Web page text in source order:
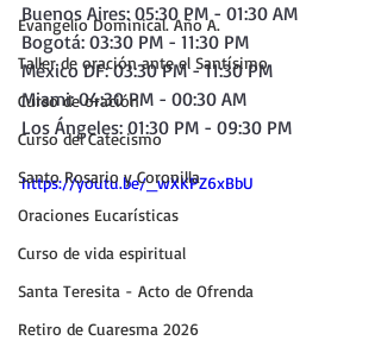
Evangelio Dominical. Año A.
Taller de oración ante el Santísimo
Curso de oración
Curso del Catecismo
Santo Rosario y Coronilla
Oraciones Eucarísticas
Curso de vida espiritual
Santa Teresita - Acto de Ofrenda
Retiro de Cuaresma 2026
Buenos Aires: 05:30 PM - 01:30 AM
Bogotá: 03:30 PM - 11:30 PM
México DF: 03:30 PM - 11:30 PM
Miami: 04:30 PM - 00:30 AM
Los Ángeles: 01:30 PM - 09:30 PM
https://youtu.be/_wXKPZ6xBbU